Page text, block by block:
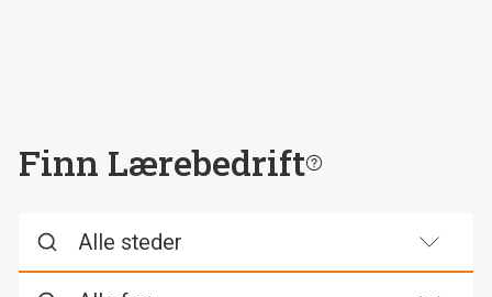
Finn Lærebedrift